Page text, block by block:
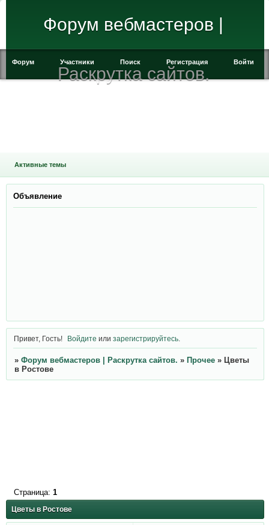
Форум вебмастеров |
Раскрутка сайтов.
Форум Участники Поиск Регистрация Войти
Активные темы
Объявление
Привет, Гость! Войдите илизарегистрируйтесь
» Форум вебмастеров | Раскрутка сайтов. » Прочее » Цветы
в Ростове
Цветы в Ростове
Страница: 1